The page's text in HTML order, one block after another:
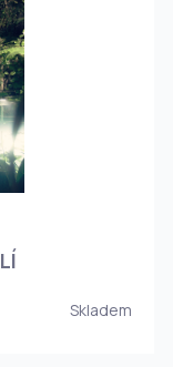
Skladem